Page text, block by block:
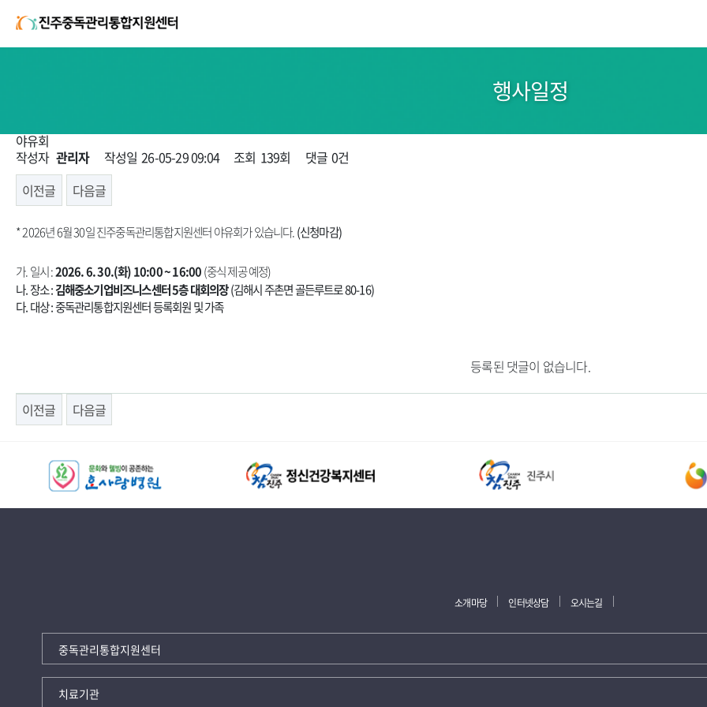
행사일정
야유회
페이지 정보
작성자 관리자 작성일 26-05-29 09:04 조회 139회 댓글 0건
이전글
다음글
본문
* 2026년 6월 30일 진주중독관리통합지원센터 야유회가 있습니다.(신청마감)
가. 일시 :2026. 6. 30.(화) 10:00 ~ 16:00(중식 제공 예정)
나. 장소 :김해중소기업비즈니스센터 5층 대회의장(김해시 주촌면 골든루트로 80-16)
다. 대상 : 중독관리통합지원센터 등록회원 및 가족
등록된 댓글이 없습니다.
이전글 다음글
소개마당 인터넷상담 오시는길